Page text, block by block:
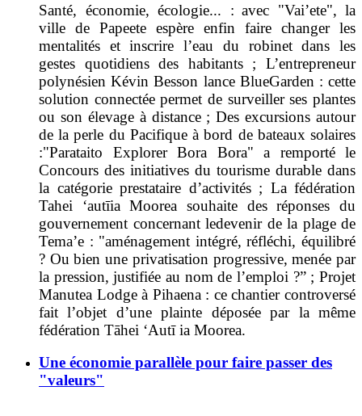
Santé, économie, écologie... : avec "Vai’ete", la
ville de Papeete espère enfin faire changer les
mentalités et inscrire l’eau du robinet dans les
gestes quotidiens des habitants ; L’entrepreneur
polynésien Kévin Besson lance BlueGarden : cette
solution connectée permet de surveiller ses plantes
ou son élevage à distance ;Des excursions autour
de la perle du Pacifique à bord de bateaux solaires
:"Parataito Explorer Bora Bora" a remporté le
Concours des initiatives du tourisme durable dans
la catégorie prestataire d’activités ; La fédération
Tahei ‘autīia Moorea souhaite des réponses du
gouvernement concernant ledevenir de la plage de
Tema’e : "aménagement intégré, réfléchi, équilibré
? Ou bien une privatisation progressive, menée par
la pression, justifiée au nom de l’emploi ?” ; Projet
Manutea Lodge à Pihaena : ce chantier controversé
fait l’objet d’une plainte déposée par la même
fédération Tāhei ‘Autī ia Moorea.
Une économie parallèle pour faire passer des
"valeurs"